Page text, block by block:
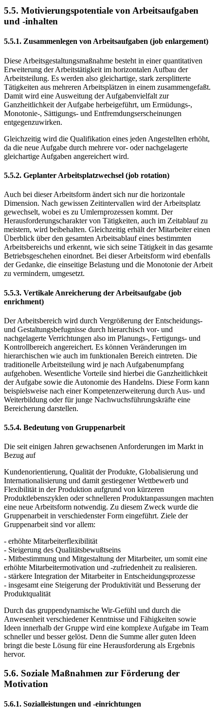
5.5. Motivierungspotentiale von Arbeitsaufgaben
und -inhalten
5.5.1. Zusammenlegen von Arbeitsaufgaben (job enlargement)
Diese Arbeitsgestaltungsmaßnahme besteht in einer quantitativen
Erweiterung der Arbeitstätigkeit im horizontalen Aufbau der
Arbeitsteilung. Es werden also gleichartige, stark zersplitterte
Tätigkeiten aus mehreren Arbeitsplätzen in einem zusammengefaßt.
Damit wird eine Ausweitung der Aufgabenvielfalt zur
Ganzheitlichkeit der Aufgabe herbeigeführt, um Ermüdungs-,
Monotonie-, Sättigungs- und Entfremdungserscheinungen
entgegenzuwirken.
Gleichzeitig wird die Qualifikation eines jeden Angestellten erhöht,
da die neue Aufgabe durch mehrere vor- oder nachgelagerte
gleichartige Aufgaben angereichert wird.
5.5.2. Geplanter Arbeitsplatzwechsel (job rotation)
Auch bei dieser Arbeitsform ändert sich nur die horizontale
Dimension. Nach gewissen Zeitintervallen wird der Arbeitsplatz
gewechselt, wobei es zu Umlernprozessen kommt. Der
Herausforderungscharakter von Tätigkeiten, auch im Zeitablauf zu
meistern, wird beibehalten. Gleichzeitig erhält der Mitarbeiter einen
Überblick über den gesamten Arbeitsablauf eines bestimmten
Arbeitsbereichs und erkennt, wie sich seine Tätigkeit in das gesamte
Betriebsgeschehen einordnet. Bei dieser Arbeitsform wird ebenfalls
der Gedanke, die einseitige Belastung und die Monotonie der Arbeit
zu vermindern, umgesetzt.
5.5.3. Vertikale Anreicherung der Arbeitsaufgabe (job
enrichment)
Der Arbeitsbereich wird durch Vergrößerung der Entscheidungs-
und Gestaltungsbefugnisse durch hierarchisch vor- und
nachgelagerte Verrichtungen also im Planungs-, Fertigungs- und
Kontrollbereich angereichert. Es können Veränderungen im
hierarchischen wie auch im funktionalen Bereich eintreten. Die
traditionelle Arbeitsteilung wird je nach Aufgabenumpfang
aufgehoben. Wesentliche Vorteile sind hierbei die Ganzheitlichkeit
der Aufgabe sowie die Autonomie des Handelns. Diese Form kann
beispielsweise nach einer Kompetenzerweiterung durch Aus- und
Weiterbildung oder für junge Nachwuchsführungskräfte eine
Bereicherung darstellen.
5.5.4. Bedeutung von Gruppenarbeit
Die seit einigen Jahren gewachsenen Anforderungen im Markt in
Bezug auf
Kundenorientierung, Qualität der Produkte, Globalisierung und
Internationalisierung und damit gestiegener Wettbewerb und
Flexibilität in der Produktion aufgrund von kürzeren
Produktlebenszyklen oder schnelleren Produktanpassungen machten
eine neue Arbeitsform notwendig. Zu diesem Zweck wurde die
Gruppenarbeit in verschiedenster Form eingeführt. Ziele der
Gruppenarbeit sind vor allem:
- erhöhte Mitarbeiterflexibilität
- Steigerung des Qualitätsbewußtseins
- Mitbestimmung und Mitgestaltung der Mitarbeiter, um somit eine
erhöhte Mitarbeitermotivation und -zufriedenheit zu realisieren.
- stärkere Integration der Mitarbeiter in Entscheidungsprozesse
- insgesamt eine Steigerung der Produktivität und Besserung der
Produktqualität
Durch das gruppendynamische Wir-Gefühl und durch die
Anwesenheit verschiedener Kenntnisse und Fähigkeiten sowie
Ideen innerhalb der Gruppe wird eine komplexe Aufgabe im Team
schneller und besser gelöst. Denn die Summe aller guten Ideen
bringt die beste Lösung für eine Herausforderung als Ergebnis
hervor.
5.6. Soziale Maßnahmen zur Förderung der
Motivation
5.6.1. Sozialleistungen und -einrichtungen